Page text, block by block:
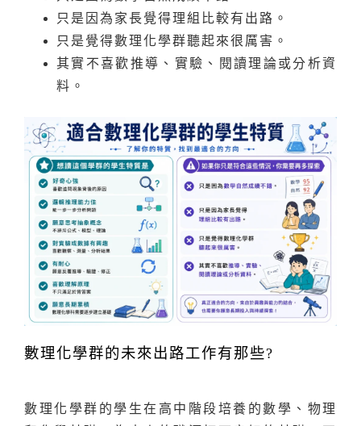
只是因為家長覺得理組比較有出路。
只是覺得數理化學群聽起來很厲害。
其實不喜歡推導、實驗、閱讀理論或分析資
料。
數理化學群的未來出路工作有那些?
數理化學群的學生在高中階段培養的數學、物理